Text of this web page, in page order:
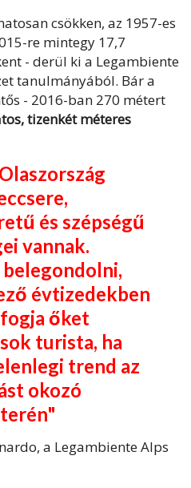
csökken, az 1957-es
re mintegy 17,7
- derül ki a Legambiente
tanulmányából. Bár a
- 2016-ban 270 métert
tizenkét méteres
és szépségű
vannak.
évtizedekben
őket
turista, ha
trend az
okozó
a Legambiente Alps